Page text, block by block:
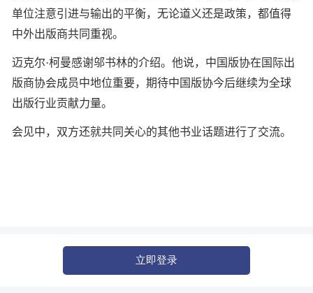
单位注意引进与输出的平衡，无论道义还是政策，都值得
中外出版商共同重视。
迈克尔·柯曼感谢邬书林的介绍。他说，中国版协在国际出
版商协会成员中地位重要，期待中国版协今后继续为全球
出版行业贡献力量。
会见中，双方还就共同关心的其他书业话题进行了交流。
立即登录